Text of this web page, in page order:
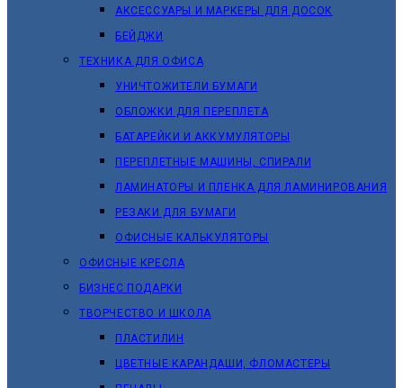
АКСЕССУАРЫ И МАРКЕРЫ ДЛЯ ДОСОК
БЕЙДЖИ
ТЕХНИКА ДЛЯ ОФИСА
УНИЧТОЖИТЕЛИ БУМАГИ
ОБЛОЖКИ ДЛЯ ПЕРЕПЛЕТА
БАТАРЕЙКИ И АККУМУЛЯТОРЫ
ПЕРЕПЛЕТНЫЕ МАШИНЫ, СПИРАЛИ
ЛАМИНАТОРЫ И ПЛЕНКА ДЛЯ ЛАМИНИРОВАНИЯ
РЕЗАКИ ДЛЯ БУМАГИ
ОФИСНЫЕ КАЛЬКУЛЯТОРЫ
ОФИСНЫЕ КРЕСЛА
БИЗНЕС ПОДАРКИ
ТВОРЧЕСТВО И ШКОЛА
ПЛАСТИЛИН
ЦВЕТНЫЕ КАРАНДАШИ, ФЛОМАСТЕРЫ